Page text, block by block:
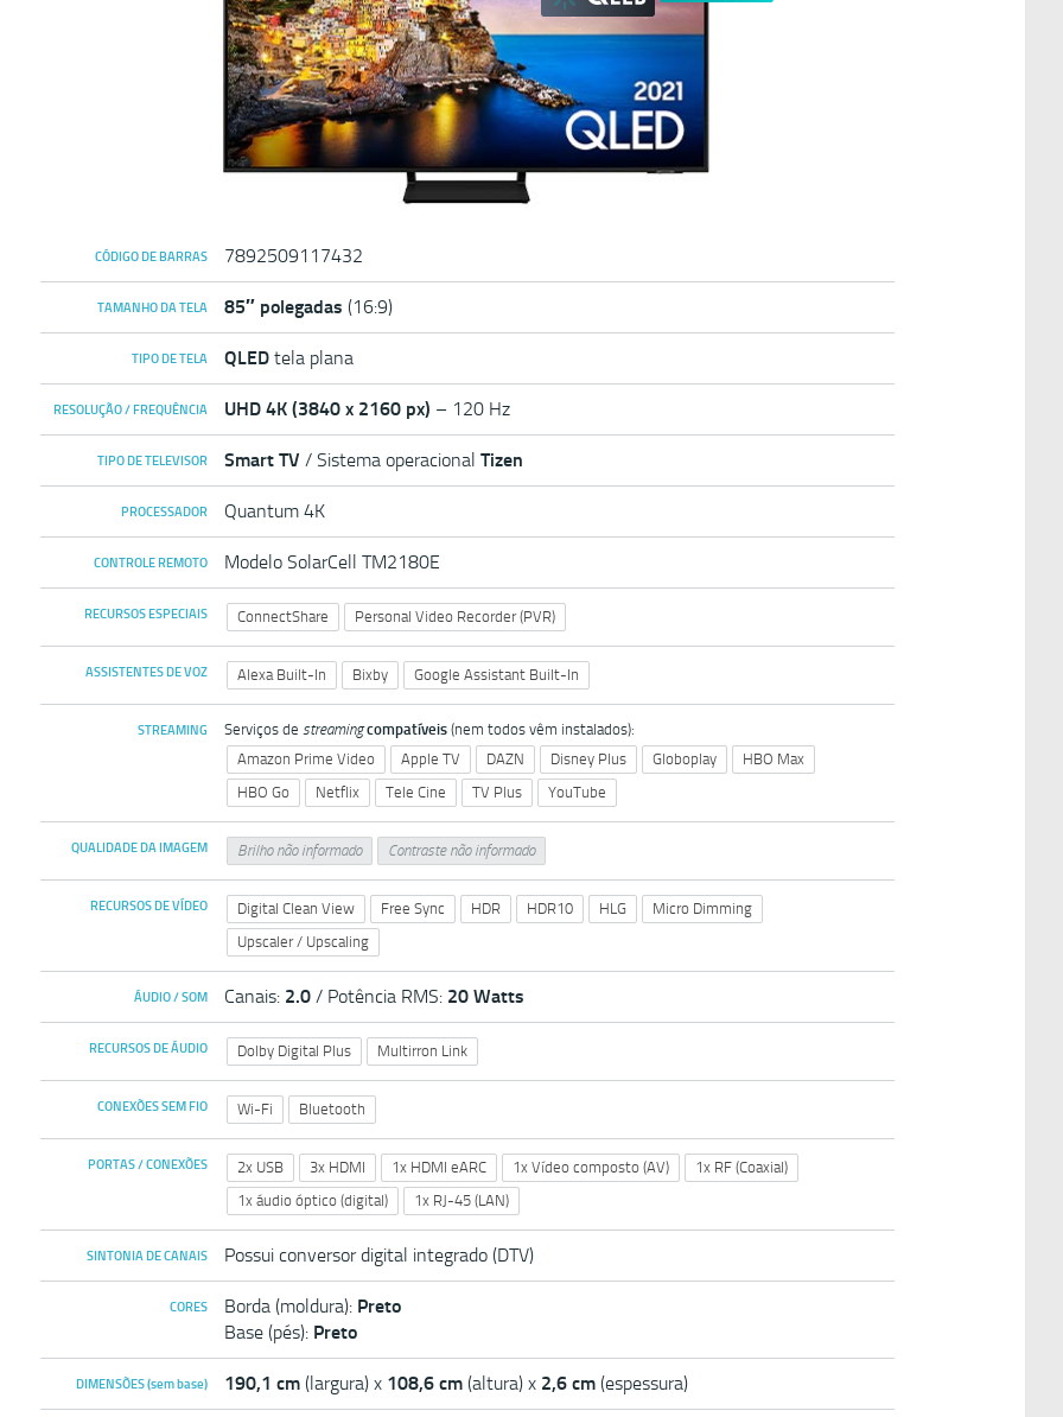
CÓDIGO DE BARRAS 7892509117432
TAMANHO DA TELA 85″ polegadas (16:9)
TIPO DE TELA QLED tela plana
RESOLUÇÃO / FREQUÊNCIA UHD 4K (3840 x 2160 px) – 120 Hz
TIPO DE TELEVISOR Smart TV / Sistema operacionalTizen
PROCESSADOR Quantum 4K
CONTROLE REMOTO Modelo SolarCell TM2180E
RECURSOS ESPECIAIS ConnectShare Personal Video Recorder (PVR)
ASSISTENTES DE VOZ Alexa Built-In Bixby Google Assistant Built-In
STREAMING Serviços de streaming compatíveis (nem todos vêm instalados):
Amazon Prime Video
Apple TV DAZN Disney Plus Globoplay
HBO Max
HBO Go
Netflix Tele Cine TV Plus YouTube
QUALIDADE DA IMAGEM Brilho não informado Contraste não informado
RECURSOS DE VÍDEO Digital Clean View Free Sync HDR HDR10 HLG
Micro Dimming
Upscaler / Upscaling
ÁUDIO / SOM Canais: 2.0 / Potência RMS: 20 Watts
RECURSOS DE ÁUDIO Dolby Digital Plus Multirron Link
CONEXÕES SEM FIO Wi-Fi Bluetooth
PORTAS / CONEXÕES 2x USB 3x HDMI 1x HDMI eARC 1x Vídeo composto (AV)
1x RF (Coaxial)
1x áudio óptico (digital)
1x RJ-45 (LAN)
SINTONIA DE CANAIS Possui conversor digital integrado (DTV)
CORES Borda (moldura): Preto
Base (pés): Preto
DIMENSÕES (sem base) 190,1 cm (largura) x 108,6 cm (altura) x 2,6 cm (espessura)